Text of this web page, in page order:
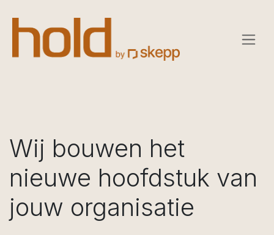
Wij bouwen het
nieuwe hoofdstuk van
jouw organisatie